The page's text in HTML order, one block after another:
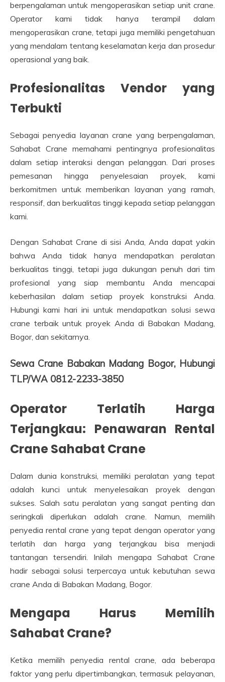
berpengalaman untuk mengoperasikan setiap unit crane.
Operator kami tidak hanya terampil dalam
mengoperasikan crane, tetapi juga memiliki pengetahuan
yang mendalam tentang keselamatan kerja dan prosedur
operasional yang baik.
Profesionalitas Vendor yang
Terbukti
Sebagai penyedia layanan crane yang berpengalaman,
Sahabat Crane memahami pentingnya profesionalitas
dalam setiap interaksi dengan pelanggan. Dari proses
pemesanan hingga penyelesaian proyek, kami
berkomitmen untuk memberikan layanan yang ramah,
responsif, dan berkualitas tinggi kepada setiap pelanggan
kami.
Dengan Sahabat Crane di sisi Anda, Anda dapat yakin
bahwa Anda tidak hanya mendapatkan peralatan
berkualitas tinggi, tetapi juga dukungan penuh dari tim
profesional yang siap membantu Anda mencapai
keberhasilan dalam setiap proyek konstruksi Anda.
Hubungi kami hari ini untuk mendapatkan solusi sewa
crane terbaik untuk proyek Anda di Babakan Madang,
Bogor, dan sekitarnya.
Sewa Crane Babakan Madang Bogor, Hubungi
TLP/WA 0812-2233-3850
Operator Terlatih Harga
Terjangkau: Penawaran Rental
Crane Sahabat Crane
Dalam dunia konstruksi, memiliki peralatan yang tepat
adalah kunci untuk menyelesaikan proyek dengan
sukses. Salah satu peralatan yang sangat penting dan
seringkali diperlukan adalah crane. Namun, memilih
penyedia rental crane yang tepat dengan operator yang
terlatih dan harga yang terjangkau bisa menjadi
tantangan tersendiri. Inilah mengapa Sahabat Crane
hadir sebagai solusi terpercaya untuk kebutuhan sewa
crane Anda di Babakan Madang, Bogor.
Mengapa Harus Memilih
Sahabat Crane?
Ketika memilih penyedia rental crane, ada beberapa
faktor yang perlu dipertimbangkan, termasuk pelayanan,